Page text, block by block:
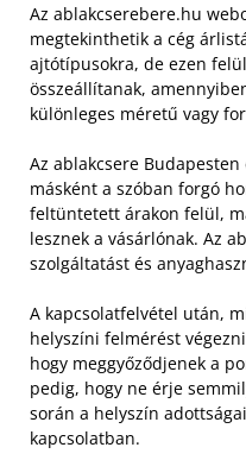
Az ablakcserebere.hu
megtekinthetik a cég
ajtótípusokra, de ezen
összeállítanak,
különleges méretű vagy
Az ablakcsere
másként a szóban forgó
feltüntetett árakon felül,
lesznek a vásárlónak. Az
szolgáltatást és
A kapcsolatfelvétel után,
helyszíni felmérést
hogy meggyőződjenek a
pedig, hogy ne érje
során a helyszín
kapcsolatban.